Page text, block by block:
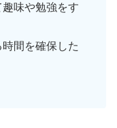
味や勉強をす
間を確保した